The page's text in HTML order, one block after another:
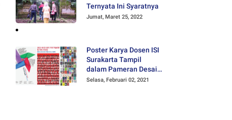
Ternyata Ini Syaratnya
Jumat, Maret 25, 2022
Poster Karya Dosen ISI
Surakarta Tampil
dalam Pameran Desain
Poster Internasional
Selasa, Februari 02, 2021